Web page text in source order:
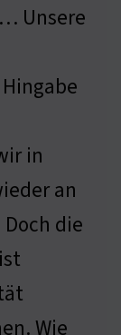
Unsere
in
an
die
Wie